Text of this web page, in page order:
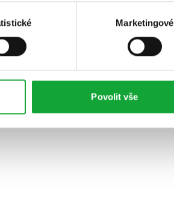
Marketingové
Povolit vše